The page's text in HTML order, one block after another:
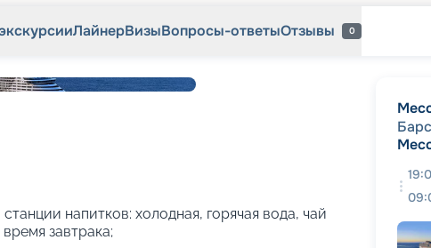
ЛайнерВизыВопросы-ответыОтзывы 0
напитков: холодная, горячая вода, чай
завтрака;